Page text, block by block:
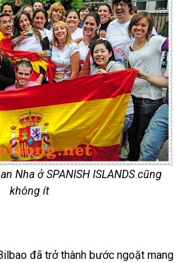
Nha ở SPANISH ISLANDS cũng
không ít
đã trở thành bước ngoặt mang